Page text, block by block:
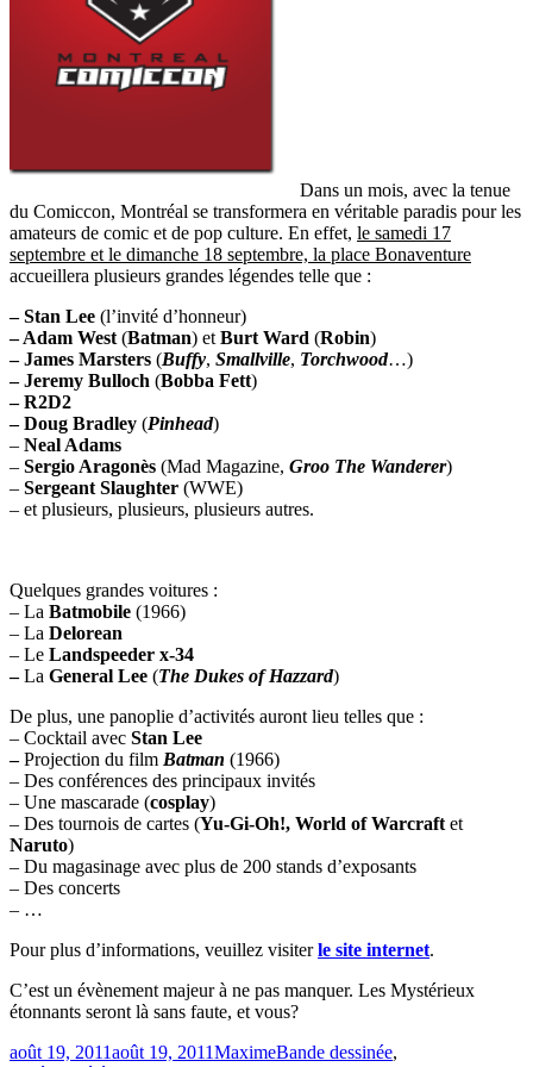
Dans un mois, avec la tenue
du Comiccon, Montréal se transformera en véritable paradis pour les
amateurs de comic et de pop culture. En effet, le samedi 17
septembre et le dimanche 18 septembre, la place Bonaventure
accueillera plusieurs grandes légendes telle que :
– Stan Lee (l’invité d’honneur)
– Adam West (Batman) et Burt Ward (Robin)
– James Marsters (Buffy, Smallville, Torchwood…)
– Jeremy Bulloch (Bobba Fett)
– R2D2
– Doug Bradley (Pinhead)
– Neal Adams
– Sergio Aragonès (Mad Magazine, Groo The Wanderer)
– Sergeant Slaughter (WWE)
– et plusieurs, plusieurs, plusieurs autres.
Quelques grandes voitures :
– La Batmobile (1966)
– La Delorean
– Le Landspeeder x-34
–La General Lee (The Dukes of Hazzard)
De plus, une panoplie d’activités auront lieu telles que :
– Cocktail avec Stan Lee
–Projection du film Batman (1966)
– Des conférences des principaux invités
– Une mascarade (cosplay)
– Des tournois de cartes (Yu-Gi-Oh!, World of Warcraft et
Naruto)
– Du magasinage avec plus de 200 stands d’exposants
– Des concerts
– …
Pour plus d’informations, veuillez visiterle site internet.
C’est un évènement majeur à ne pas manquer. Les Mystérieux
étonnants seront là sans faute, et vous?
Publié
août 19, 2011août 19, 2011MaximeCatégories
Bande dessinée,